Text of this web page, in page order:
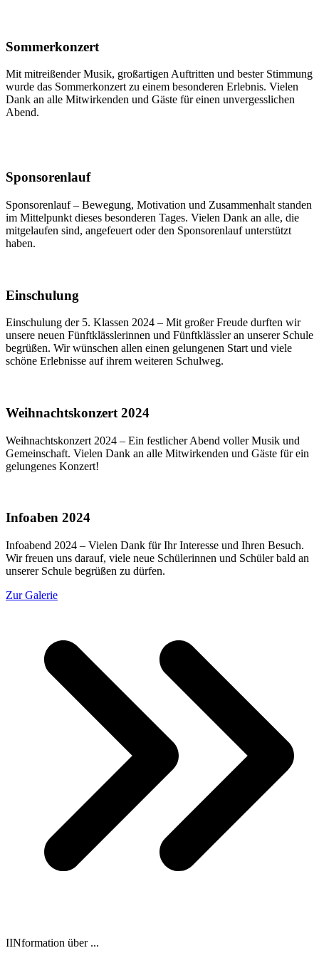
Sommerkonzert
Mit mitreißender Musik, großartigen Auftritten und bester Stimmung
wurde das Sommerkonzert zu einem besonderen Erlebnis. Vielen
Dank an alle Mitwirkenden und Gäste für einen unvergesslichen
Abend.
Sponsorenlauf
Sponsorenlauf – Bewegung, Motivation und Zusammenhalt standen
im Mittelpunkt dieses besonderen Tages. Vielen Dank an alle, die
mitgelaufen sind, angefeuert oder den Sponsorenlauf unterstützt
haben.
Einschulung
Einschulung der 5. Klassen 2024 – Mit großer Freude durften wir
unsere neuen Fünftklässlerinnen und Fünftklässler an unserer Schule
begrüßen. Wir wünschen allen einen gelungenen Start und viele
schöne Erlebnisse auf ihrem weiteren Schulweg.
Weihnachtskonzert 2024
Weihnachtskonzert 2024 – Ein festlicher Abend voller Musik und
Gemeinschaft. Vielen Dank an alle Mitwirkenden und Gäste für ein
gelungenes Konzert!
Infoaben 2024
Infoabend 2024 – Vielen Dank für Ihr Interesse und Ihren Besuch.
Wir freuen uns darauf, viele neue Schülerinnen und Schüler bald an
unserer Schule begrüßen zu dürfen.
Zur Galerie
IINformation über ...